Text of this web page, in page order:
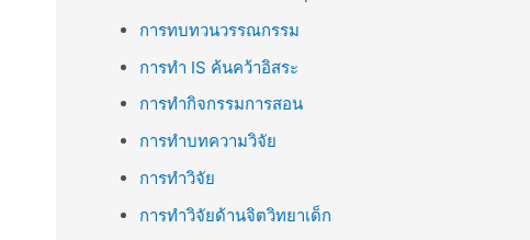
การทบทวนวรรณกรรม
การทำ IS ค้นคว้าอิสระ
การทำกิจกรรมการสอน
การทำบทความวิจัย
การทำวิจัย
การทำวิจัยด้านจิตวิทยาเด็ก